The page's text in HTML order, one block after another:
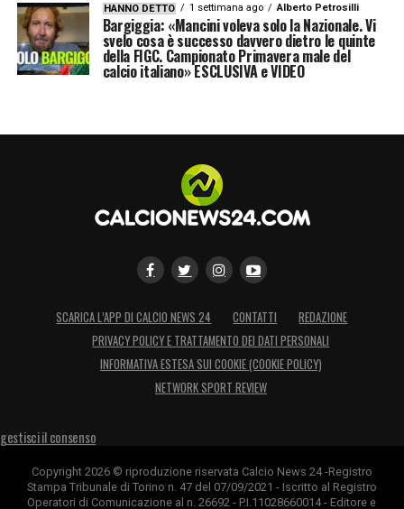
HANNO DETTO 1 settimana ago Alberto Petrosilli
Bargiggia: «Mancini voleva solo la Nazionale. Vi
svelo cosa è successo davvero dietro le quinte
della FIGC. Campionato Primavera male del
calcio italiano» ESCLUSIVA e VIDEO
SCARICA L’APP DI CALCIO NEWS 24 CONTATTI
REDAZIONE
PRIVACY POLICY E TRATTAMENTO DEI DATI PERSONALI
INFORMATIVA ESTESA SUI COOKIE (COOKIE POLICY)
NETWORK SPORT REVIEW
gestisci il consenso
Copyright 2026 © riproduzione riservata Calcio News 24 -Registro
Stampa Tribunale di Torino n. 47 del 07/09/2021 - Iscritto al Registro
Operatori di Comunicazione al n. 26692 - P.I.11028660014 - Editore e